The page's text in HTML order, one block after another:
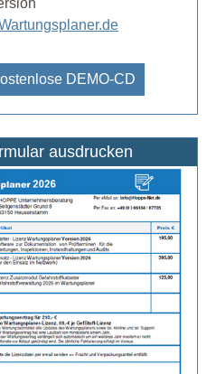
DEMO-CD
ausdrucken